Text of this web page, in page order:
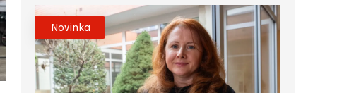
Novinka